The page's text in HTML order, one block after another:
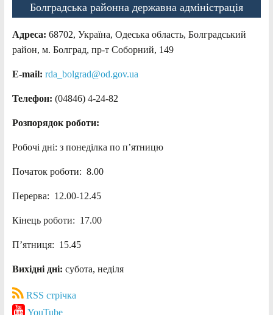
Болградська районна державна адміністрація
Адреса: 68702, Україна, Одеська область, Болградський
район, м. Болград, пр-т Соборний, 149
E-mail: rda_bolgrad@od.gov.ua
Телефон: (04846) 4-24-82
Розпорядок роботи:
Робочі дні: з понеділка по п’ятницю
Початок роботи: 8.00
Перерва: 12.00-12.45
Кінець роботи: 17.00
П’ятниця: 15.45
Вихідні дні: субота, неділя
RSS стрічка
YouTube